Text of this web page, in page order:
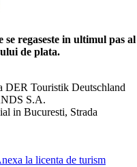
regaseste in ultimul pas al
de plata.
DER Touristik Deutschland
S.A.
in Bucuresti, Strada
la licenta de turism